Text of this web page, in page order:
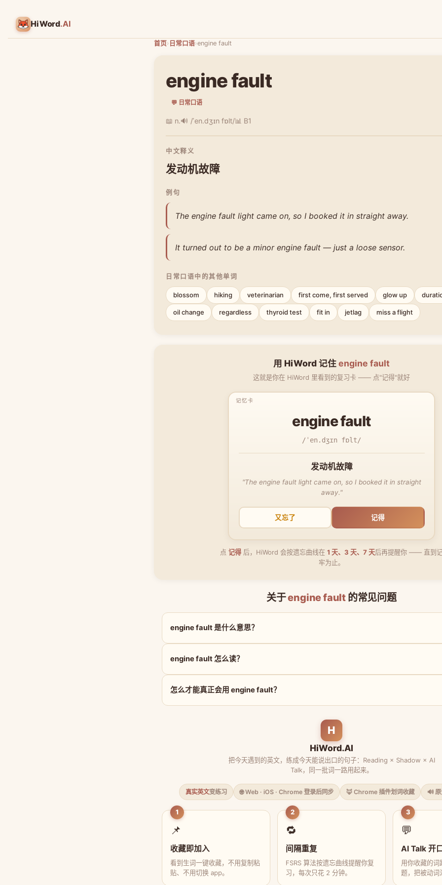
HiWord.AI
首页› 日常口语›engine fault
engine fault
💬 日常口语
📖 n.🔊 /ˈen.dʒɪn fɒlt/📊 B1
中文释义
发动机故障
例句
The engine fault light came on, so I booked it in straight away.
It turned out to be a minor engine fault — just a loose sensor.
日常口语中的其他单词
blossom hiking veterinarian first come, first served glow up
oil change regardless thyroid test fit in jetlag miss a flight
用 HiWord 记住engine fault
这就是你在 HiWord 里看到的复习卡 —— 点"记得"就好
engine fault
/ˈen.dʒɪn fɒlt/
发动机故障
"The engine fault light came on, so I booked it in straight
away."
又忘了 记得
点 记得 后，HiWord 会按遗忘曲线在 1 天、3 天、7 天后再提醒你 —— 直到
牢为止。
关于engine fault 的常见问题
engine fault 是什么意思？
engine fault 怎么读？
怎么才能真正会用 engine fault？
H
HiWord.AI
把今天遇到的英文，练成今天能说出口的句子：Reading × Shadow × AI
Talk，同一批词一路用起来。
真实英文变练习 🌐 Web · iOS · Chrome 登录后同步 🦊 Chrome 插件划词收藏 🔊
1
📌
收藏即加入
看到生词一键收藏，不用复制粘
贴、不用切换 app。
2
🔁
间隔重复
FSRS 算法按遗忘曲线提醒你复
习，每次只花 2 分钟。
3
💬
AI Talk 开
用你收藏的词
题，把被动词